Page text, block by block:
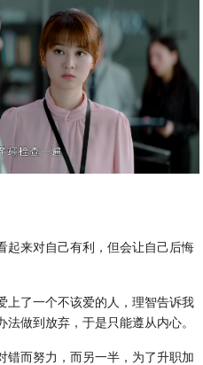
起来对自己有利，但会让自己后悔
上了一个不该爱的人，理智告诉我
做到放弃，于是只能遵从内心。
错而努力，而另一半，为了升职加